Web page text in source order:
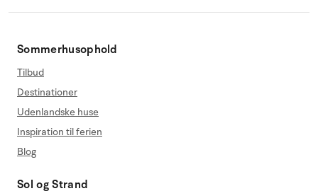
Sommerhusophold
Tilbud
Destinationer
Udenlandske huse
Inspiration til ferien
Blog
Sol og Strand